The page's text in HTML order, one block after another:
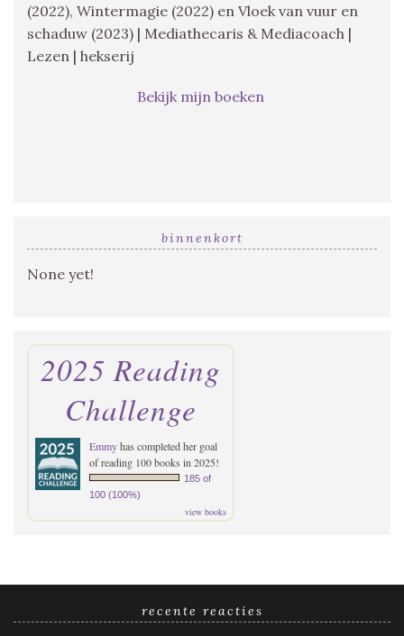
(2022), Wintermagie (2022) en Vloek van vuur en
schaduw (2023) | Mediathecaris & Mediacoach |
Lezen | hekserij
Bekijk mijn boeken
binnenkort
None yet!
2025 Reading
Challenge
Emmyhas completed her goal
of reading 100 books in 2025!
185 of
100 (100%)
view books
recente reacties